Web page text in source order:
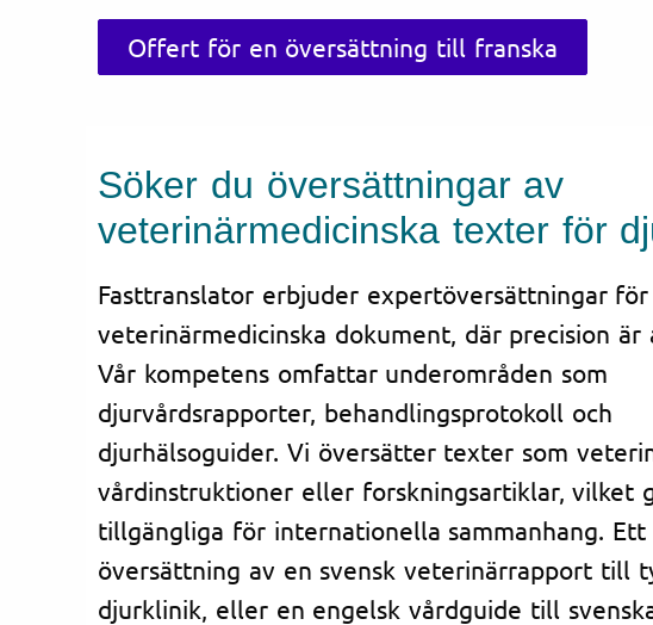
Offert för en översättning till franska
Söker du översättningar av
veterinärmedicinska texter för
Fasttranslator erbjuder expertöversättningar för
veterinärmedicinska dokument, där precision är
Vår kompetens omfattar underområden som
djurvårdsrapporter, behandlingsprotokoll och
djurhälsoguider. Vi översätter texter som
vårdinstruktioner eller forskningsartiklar, vilket
tillgängliga för internationella sammanhang.
översättning av en svensk veterinärrapport till
djurklinik, eller en engelsk vårdguide till